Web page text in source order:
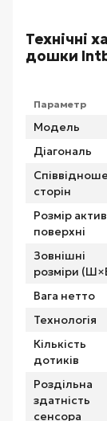
Технічні
дошки
Параметр
Модель
Діагональ
сторін
Розмір
поверхні
Зовнішні
розміри
Вага нетто
Технологія
Кількість
дотиків
Роздільна
здатність
сенсора